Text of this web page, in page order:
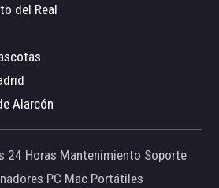
del Real
Alarcón
24 Horas Mantenimiento Soporte
PC Mac Portátiles